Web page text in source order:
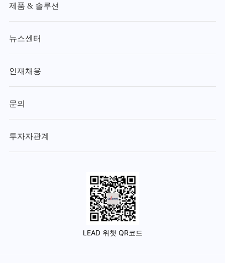
제품 & 솔루션
뉴스센터
인재채용
문의
투자자관계
LEAD 위챗 QR코드